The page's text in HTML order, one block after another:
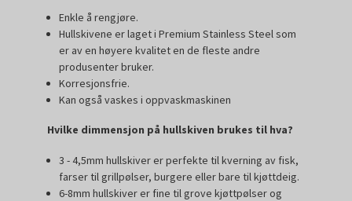
Enkle å rengjøre.
Hullskivene er laget i Premium Stainless Steel som
er av en høyere kvalitet en de fleste andre
produsenter bruker.
Korresjonsfrie.
Kan også vaskes i oppvaskmaskinen
Hvilke dimmensjon på hullskiven brukes til hva?
3 - 4,5mm hullskiver er perfekte til kverning av fisk,
farser til grillpølser, burgere eller bare til kjøttdeig.
6-8mm hullskiver er fine til grove kjøttpølser og